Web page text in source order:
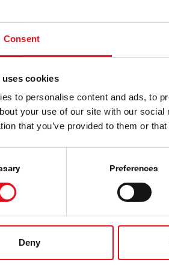
Consent
cookies
to personalise content and ads, to
your use of our site with our
that you’ve provided to them or
Preferences
Deny
metallosadega müra,
(NVH) vähendamiseks
kõikjal, kus tekivad vibratsioonid,
ja ülekandes –, kus kvaliteetsete
vibratsiooni summutav mõju on
kõigile levinud sõidukitele, mis
kummi-metallosi, mis
kvaliteedinõuetele, et vältida